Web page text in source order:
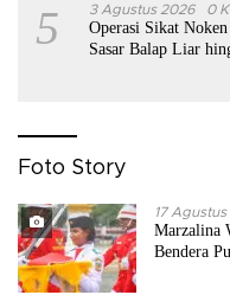
5 3 Agustus 2026 0
Operasi Sikat
Sasar Balap Liar
Foto Story
17
Marzalina
Bendera